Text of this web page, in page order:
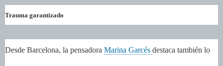
Trauma garantizado
Desde Barcelona, la pensadora Marina Garcés destaca también lo